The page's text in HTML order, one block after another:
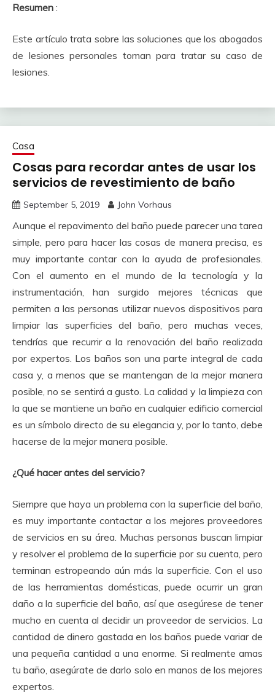
Resumen :
Este artículo trata sobre las soluciones que los abogados
de lesiones personales toman para tratar su caso de
lesiones.
Casa
Cosas para recordar antes de usar los
servicios de revestimiento de baño
September 5, 2019 John Vorhaus
Aunque el repavimento del baño puede parecer una tarea
simple, pero para hacer las cosas de manera precisa, es
muy importante contar con la ayuda de profesionales.
Con el aumento en el mundo de la tecnología y la
instrumentación, han surgido mejores técnicas que
permiten a las personas utilizar nuevos dispositivos para
limpiar las superficies del baño, pero muchas veces,
tendrías que recurrir a la renovación del baño realizada
por expertos. Los baños son una parte integral de cada
casa y, a menos que se mantengan de la mejor manera
posible, no se sentirá a gusto. La calidad y la limpieza con
la que se mantiene un baño en cualquier edificio comercial
es un símbolo directo de su elegancia y, por lo tanto, debe
hacerse de la mejor manera posible.
¿Qué hacer antes del servicio?
Siempre que haya un problema con la superficie del baño,
es muy importante contactar a los mejores proveedores
de servicios en su área. Muchas personas buscan limpiar
y resolver el problema de la superficie por su cuenta, pero
terminan estropeando aún más la superficie. Con el uso
de las herramientas domésticas, puede ocurrir un gran
daño a la superficie del baño, así que asegúrese de tener
mucho en cuenta al decidir un proveedor de servicios. La
cantidad de dinero gastada en los baños puede variar de
una pequeña cantidad a una enorme. Si realmente amas
tu baño, asegúrate de darlo solo en manos de los mejores
expertos.